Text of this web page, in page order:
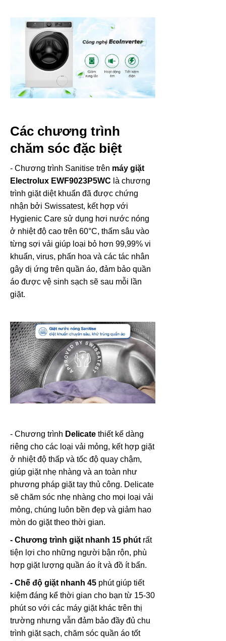
Các chương trình
chăm sóc đặc biệt
- Chương trình Sanitise trên máy giặt
Electrolux EWF9023P5WC là chương
trình giặt diệt khuẩn đã được chứng
nhận bởi Swissatest, kết hợp với
Hygienic Care sử dụng hơi nước nóng
ở nhiệt độ cao trên 60°C, thấm sâu vào
từng sợi vải giúp loại bỏ hơn 99,99% vi
khuẩn, virus, phấn hoa và các tác nhân
gây dị ứng trên quần áo, đảm bảo quần
áo được vệ sinh sạch sẽ sau mỗi lần
giặt.
- Chương trình Delicate thiết kế dàng
riêng cho các loại vải mỏng, kết hợp giặt
ở nhiệt độ thấp và tốc độ quay chậm,
giúp giặt nhẹ nhàng và an toàn như
phương pháp giặt tay thủ công. Delicate
sẽ chăm sóc nhẹ nhàng cho mọi loại vải
mỏng, chúng luôn bền đẹp và giảm hao
mòn do giặt theo thời gian.
- Chương trình giặt nhanh 15 phút rất
tiện lợi cho những người bận rộn, phù
hợp giặt lượng quần áo ít và đồ ít bẩn.
- Chế độ giặt nhanh 45 phút giúp tiết
kiệm đáng kể thời gian cho bạn từ 15-30
phút so với các máy giặt khác trên thị
trường nhưng vẫn đảm bảo đầy đủ chu
trình giặt sạch, chăm sóc quần áo tốt